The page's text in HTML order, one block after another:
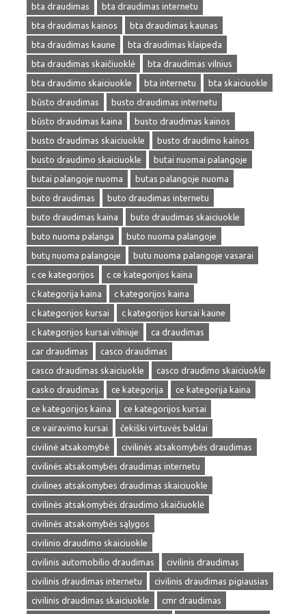
bta draudimas
bta draudimas internetu
bta draudimas kainos
bta draudimas kaunas
bta draudimas kaune
bta draudimas klaipeda
bta draudimas skaičiuoklė
bta draudimas vilnius
bta draudimo skaiciuokle
bta internetu
bta skaiciuokle
būsto draudimas
busto draudimas internetu
būsto draudimas kaina
busto draudimas kainos
busto draudimas skaiciuokle
busto draudimo kainos
busto draudimo skaiciuokle
butai nuomai palangoje
butai palangoje nuoma
butas palangoje nuoma
buto draudimas
buto draudimas internetu
buto draudimas kaina
buto draudimas skaiciuokle
buto nuoma palanga
buto nuoma palangoje
butų nuoma palangoje
butu nuoma palangoje vasarai
c ce kategorijos
c ce kategorijos kaina
c kategorija kaina
c kategorijos kaina
c kategorijos kursai
c kategorijos kursai kaune
c kategorijos kursai vilniuje
ca draudimas
car draudimas
casco draudimas
casco draudimas skaiciuokle
casco draudimo skaiciuokle
casko draudimas
ce kategorija
ce kategorija kaina
ce kategorijos kaina
ce kategorijos kursai
ce vairavimo kursai
čekiški virtuvės baldai
civilinė atsakomybė
civilinės atsakomybės draudimas
civilinės atsakomybės draudimas internetu
civilines atsakomybes draudimas skaiciuokle
civilinės atsakomybės draudimo skaičiuoklė
civilinės atsakomybės sąlygos
civilinio draudimo skaiciuokle
civilinis automobilio draudimas
civilinis draudimas
civilinis draudimas internetu
civilinis draudimas pigiausias
civilinis draudimas skaiciuokle
cmr draudimas